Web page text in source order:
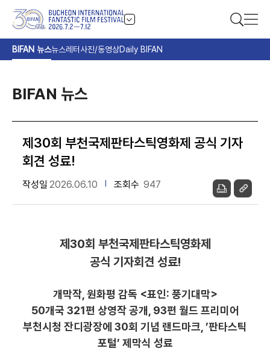
BIFAN 뉴스뉴스레터 사진/동영상Daily BIFAN
BIFAN 뉴스
제30회 부천국제판타스틱영화제 공식 기자
회견 성료!
작성일 2026.06.10 조회수 947
제30회 부천국제판타스틱영화제
공식 기자회견 성료!
개막작, 원화평 감독 <표인: 풍기대막>
50개국 321편 상영작 공개, 93편 월드 프리미어
부천시청 잔디광장에 30회 기념 랜드마크, ’판타스틱
포털’ 제막식 성료